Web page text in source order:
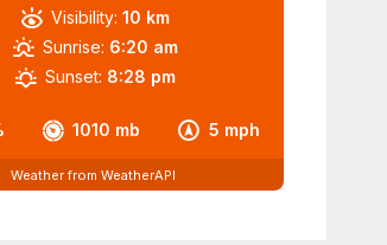
1010 mb 5 mph
Visibility: 10 km
Sunrise: 6:20 am
Sunset: 8:28 pm
Weather from WeatherAPI